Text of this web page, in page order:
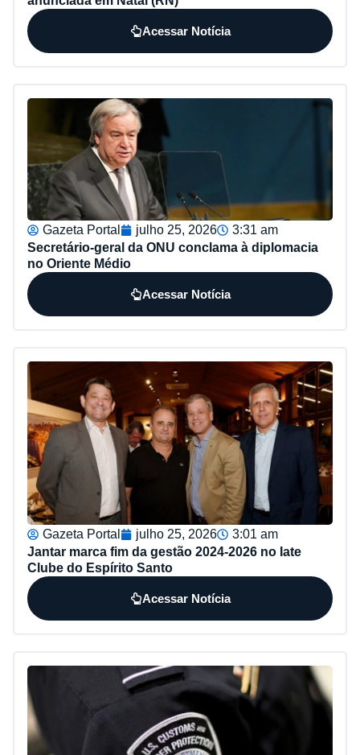
Acessar Notícia
Gazeta Portal julho 25, 2026
3:31 am
Secretário-geral da ONU conclama à diplomacia
no Oriente Médio
Acessar Notícia
Gazeta Portal julho 25, 2026
3:01 am
Jantar marca fim da gestão 2024-2026 no Iate
Clube do Espírito Santo
Acessar Notícia